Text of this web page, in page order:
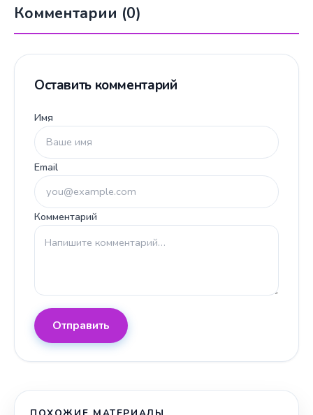
Комментарии (0)
Оставить комментарий
Имя
Email
Комментарий
Отправить